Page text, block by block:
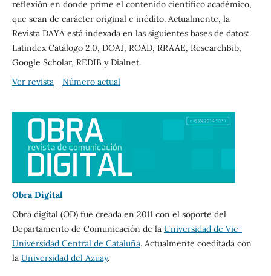
reflexión en donde prime el contenido científico académico,
que sean de carácter original e inédito. Actualmente, la
Revista DAYA está indexada en las siguientes bases de datos:
Latindex Catálogo 2.0, DOAJ, ROAD, RRAAE, ResearchBib,
Google Scholar, REDIB y Dialnet.
Ver revista
Número actual
Obra Digital
Obra digital (OD) fue creada en 2011 con el soporte del
Departamento de Comunicación de la Universidad de Vic-
Universidad Central de Cataluña. Actualmente coeditada con
la Universidad del Azuay.